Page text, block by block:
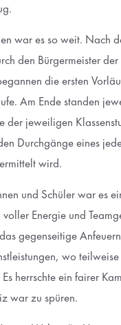
war es so weit. Nach
den Bürgermeister
die ersten
Am Ende standen
der jeweiligen
Durchgänge eines
wird.
und Schüler war es
Energie und
gegenseitige
wo
herrschte ein fairer
war zu spüren.